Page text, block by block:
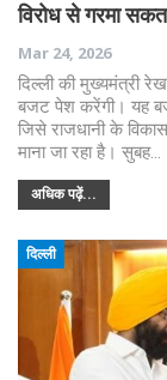
विरोध से गरमा
Mar 24, 2026
दिल्ली की मुख्यमंत्री
बजट पेश करेंगी। यह
जिसे राजधानी के
माना जा रहा है। सुबह…
अधिक पढ़ें...
दिल्ली